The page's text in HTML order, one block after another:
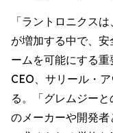
「ラントロニクス
が増加する中で、
ームを可能にする
CEO、サリール・
る。「グレムジー
のメーカーや開発